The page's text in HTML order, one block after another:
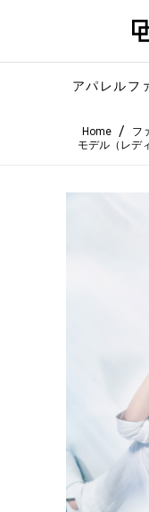
アパレルフ
Home / フ
モデル（レデ